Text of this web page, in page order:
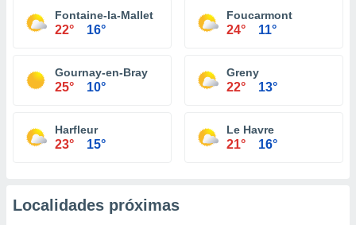
Fontaine-la-Mallet
22° 16°
Foucarmont
24° 11°
Gournay-en-Bray
25° 10°
Greny
22° 13°
Harfleur
23° 15°
Le Havre
21° 16°
Localidades próximas